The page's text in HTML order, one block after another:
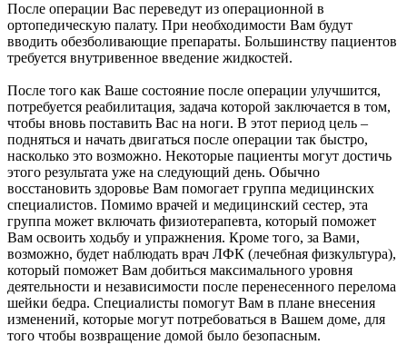
После операции Вас переведут из операционной в
ортопедическую палату. При необходимости Вам будут
вводить обезболивающие препараты. Большинству пациентов
требуется внутривенное введение жидкостей.
После того как Ваше состояние после операции улучшится,
потребуется реабилитация, задача которой заключается в том,
чтобы вновь поставить Вас на ноги. В этот период цель –
подняться и начать двигаться после операции так быстро,
насколько это возможно. Некоторые пациенты могут достичь
этого результата уже на следующий день. Обычно
восстановить здоровье Вам помогает группа медицинских
специалистов. Помимо врачей и медицинский сестер, эта
группа может включать физиотерапевта, который поможет
Вам освоить ходьбу и упражнения. Кроме того, за Вами,
возможно, будет наблюдать врач ЛФК (лечебная физкультура),
который поможет Вам добиться максимального уровня
деятельности и независимости после перенесенного перелома
шейки бедра. Специалисты помогут Вам в плане внесения
изменений, которые могут потребоваться в Вашем доме, для
того чтобы возвращение домой было безопасным.